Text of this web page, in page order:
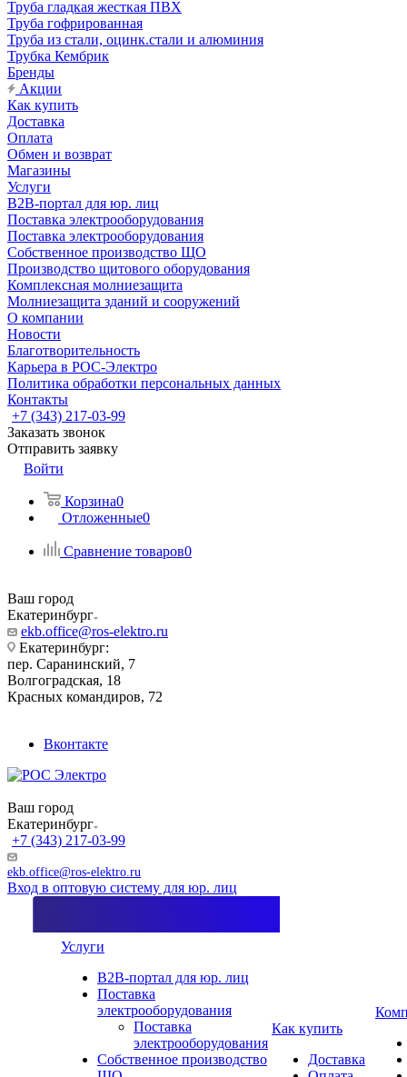
Труба гладкая жесткая ПВХ
Труба гофрированная
Труба из стали, оцинк.стали и алюминия
Трубка Кембрик
Бренды
Акции
Как купить
Доставка
Оплата
Обмен и возврат
Магазины
Услуги
B2B-портал для юр. лиц
Поставка электрооборудования
Поставка электрооборудования
Собственное производство ЩО
Производство щитового оборудования
Комплексная молниезащита
Молниезащита зданий и сооружений
О компании
Новости
Благотворительность
Карьера в РОС-Электро
Политика обработки персональных данных
Контакты
+7 (343) 217-03-99
Заказать звонок
Отправить заявку
Войти
Корзина0
Отложенные0
Сравнение товаров0
Ваш город
Екатеринбург
ekb.office@ros-elektro.ru
Екатеринбург:
пер. Саранинский, 7
Волгоградская, 18
Красных командиров, 72
Вконтакте
Ваш город
Екатеринбург
+7 (343) 217-03-99
ekb.office@ros-elektro.ru
Вход в оптовую систему для юр. лиц
Услуги
B2B-портал для юр. лиц
Поставка
электрооборудования
Поставка
электрооборудования
Собственное производство
Как купить
Доставка